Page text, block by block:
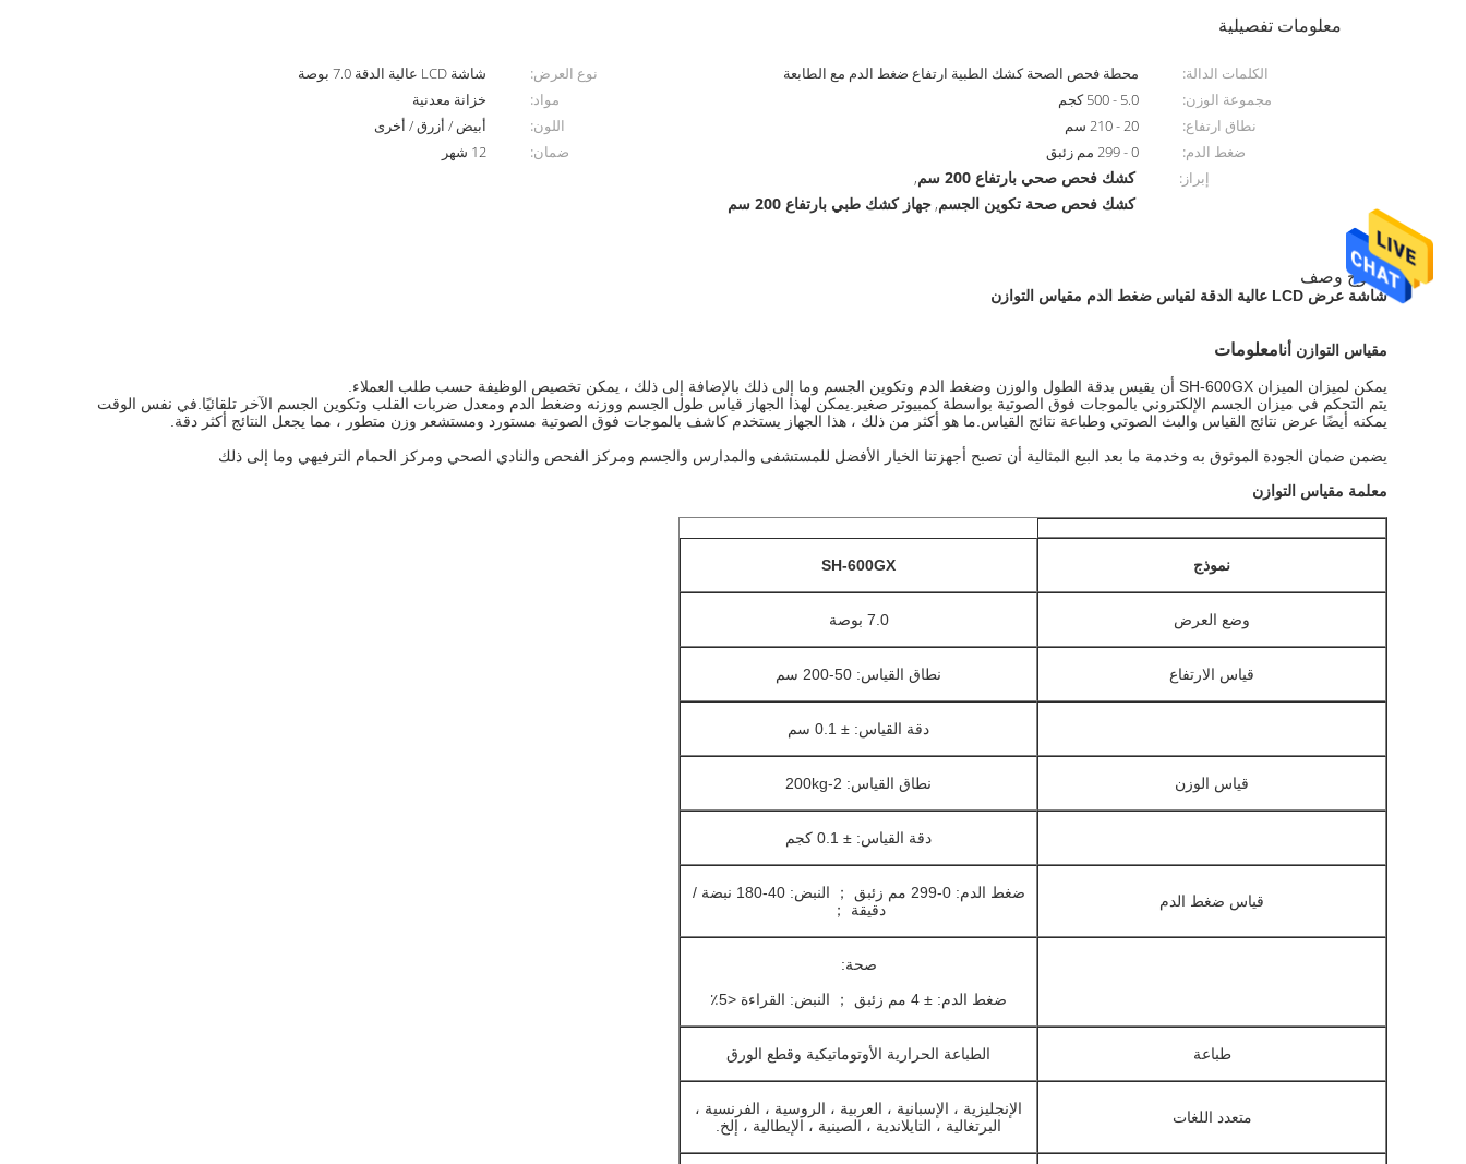
معلومات تفصيلية
الكلمات الدالة: محطة فحص الصحة كشك الطبية ارتفاع ضغط الدم مع الطابعة نوع العرض:
شاشة LCD عالية الدقة 7.0 بوصة
مجموعة الوزن:
5.0 - 500 كجم مواد:
خزانة معدنية
نطاق ارتفاع:
20 - 210 سم اللون:
أبيض / أزرق / أخرى
ضغط الدم:
0 - 299 مم زئبق ضمان:
12 شهر
إبراز:
كشك فحص صحي بارتفاع 200 سم ,
كشك فحص صحة تكوين الجسم,جهاز كشك طبي بارتفاع 200 سم
منتوج وصف
شاشة عرض LCD عالية الدقة لقياس ضغط الدم مقياس التوازن
مقياس التوازن أنامعلومات
يمكن لميزان الميزان SH-600GX أن يقيس بدقة الطول والوزن وضغط الدم وتكوين الجسم وما إلى ذلك بالإضافة إلى ذلك ، يمكن تخصيص الوظيفة حسب طلب العملاء.
يتم التحكم في ميزان الجسم الإلكتروني بالموجات فوق الصوتية بواسطة كمبيوتر صغير.يمكن لهذا الجهاز قياس طول الجسم ووزنه وضغط الدم ومعدل ضربات القلب وتكوين الجسم الآخر تلقائيًا.في نفس الوقت
يمكنه أيضًا عرض نتائج القياس والبث الصوتي وطباعة نتائج القياس.ما هو أكثر من ذلك ، هذا الجهاز يستخدم كاشف بالموجات فوق الصوتية مستورد ومستشعر وزن متطور ، مما يجعل النتائج أكثر دقة.
يضمن ضمان الجودة الموثوق به وخدمة ما بعد البيع المثالية أن تصبح أجهزتنا الخيار الأفضل للمستشفى والمدارس والجسم ومركز الفحص والنادي الصحي ومركز الحمام الترفيهي وما إلى ذلك
معلمة مقياس التوازن
نموذج SH-600GX
وضع العرض 7.0 بوصة
قياس الارتفاع نطاق القياس: 50-200 سم
دقة القياس: ± 0.1 سم
قياس الوزن نطاق القياس: 2-200kg
دقة القياس: ± 0.1 كجم
قياس ضغط الدم
ضغط الدم: 0-299 مم زئبق ； النبض: 40-180 نبضة /
دقيقة ；
صحة:
ضغط الدم: ± 4 مم زئبق ； النبض: القراءة <5٪
طباعة الطباعة الحرارية الأوتوماتيكية وقطع الورق
متعدد اللغات
الإنجليزية ، الإسبانية ، العربية ، الروسية ، الفرنسية ،
البرتغالية ، التايلاندية ، الصينية ، الإيطالية ، إلخ.